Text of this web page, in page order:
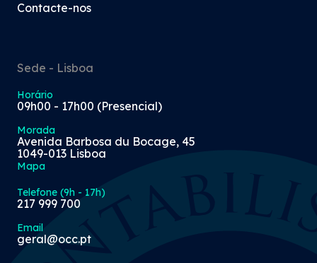
Contacte-nos
Sede - Lisboa
Horário
09h00 - 17h00 (Presencial)
Morada
Avenida Barbosa du Bocage, 45
1049-013 Lisboa
Mapa
Telefone (9h - 17h)
217 999 700
Email
geral@occ.pt